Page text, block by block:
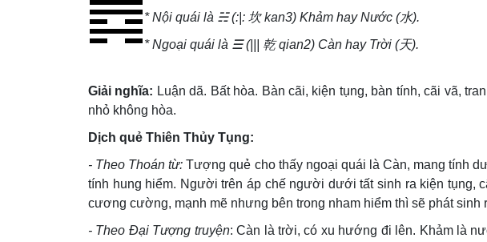
* Nội quái là ☵ (:|: 坎 kan3) Khảm hay Nước (水).
* Ngoại quái là ☰ (||| 乾 qian2) Càn hay Trời (天).
Giải nghĩa: Luận dã. Bất hòa. Bàn cãi, kiện tụng, bàn tính, cãi vã,
nhỏ không hòa.
Dịch quẻ Thiên Thủy Tụng:
- Theo Thoán từ: Tượng quẻ cho thấy ngoại quái là Càn, mang tính
tính hung hiểm. Người trên áp chế người dưới tất sinh ra kiện tụng,
cương cường, mạnh mẽ nhưng bên trong nham hiểm thì sẽ phát sinh
- Theo Đại Tượng truyện: Càn là trời, có xu hướng đi lên. Khảm là